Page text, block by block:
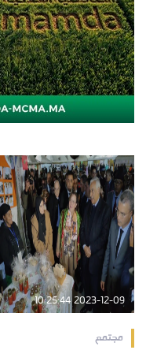
2023-12-09 10:25:44
مجتمع